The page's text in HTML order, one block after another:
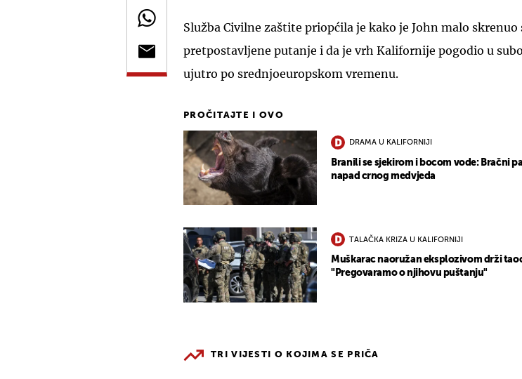
Služba Civilne zaštite priopćila je kako je John malo skrenuo
pretpostavljene putanje i da je vrh Kalifornije pogodio u
ujutro po srednjoeuropskom vremenu.
PROČITAJTE I OVO
DRAMA U KALIFORNIJI
Branili se sjekirom i bocom vode: Bračni
napad crnog medvjeda
TALAČKA KRIZA U KALIFORNIJI
Muškarac naoružan eksplozivom drži
"Pregovaramo o njihovu puštanju"
TRI VIJESTI O KOJIMA SE PRIČA